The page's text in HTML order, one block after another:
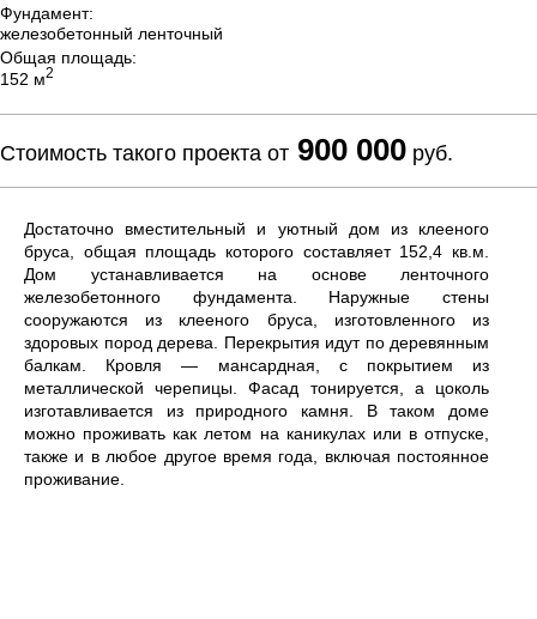
Фундамент:
железобетонный ленточный
Общая площадь:
152 м2
Стоимость такого проекта от 900 000 руб.
Достаточно вместительный и уютный дом из клееного
бруса, общая площадь которого составляет 152,4 кв.м.
Дом устанавливается на основе ленточного
железобетонного фундамента. Наружные стены
сооружаются из клееного бруса, изготовленного из
здоровых пород дерева. Перекрытия идут по деревянным
балкам. Кровля — мансардная, с покрытием из
металлической черепицы. Фасад тонируется, а цоколь
изготавливается из природного камня. В таком доме
можно проживать как летом на каникулах или в отпуске,
также и в любое другое время года, включая постоянное
проживание.